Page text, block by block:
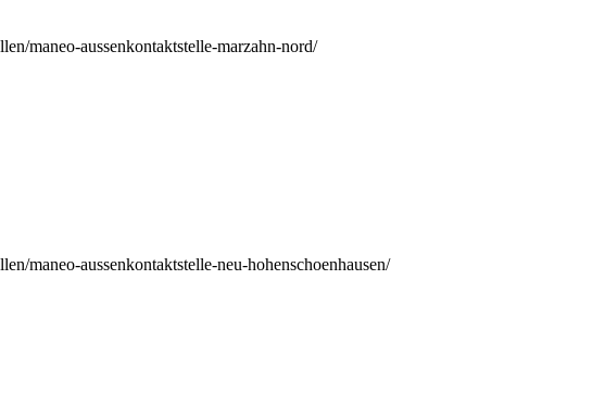
maneo-aussenkontaktstelle-marzahn-nord/
maneo-aussenkontaktstelle-neu-hohenschoenhausen/